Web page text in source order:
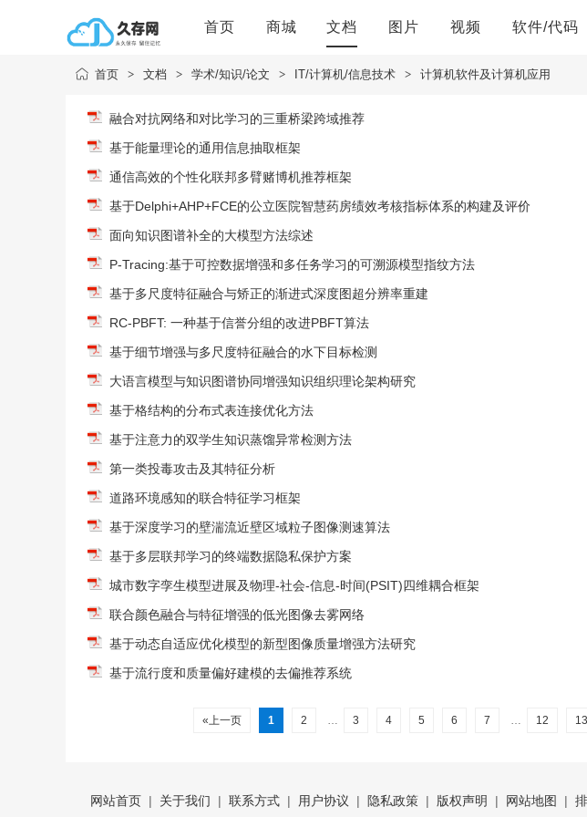
首页 商城 文档 图片 视频 软件/代码
首页 > 文档 > 学术/知识/论文 > IT/计算机/信息技术 > 计算机软件及计算机应用
融合对抗网络和对比学习的三重桥梁跨域推荐
基于能量理论的通用信息抽取框架
通信高效的个性化联邦多臂赌博机推荐框架
基于Delphi+AHP+FCE的公立医院智慧药房绩效考核指标体系的构建及评价
面向知识图谱补全的大模型方法综述
P-Tracing:基于可控数据增强和多任务学习的可溯源模型指纹方法
基于多尺度特征融合与矫正的渐进式深度图超分辨率重建
RC-PBFT: 一种基于信誉分组的改进PBFT算法
基于细节增强与多尺度特征融合的水下目标检测
大语言模型与知识图谱协同增强知识组织理论架构研究
基于格结构的分布式表连接优化方法
基于注意力的双学生知识蒸馏异常检测方法
第一类投毒攻击及其特征分析
道路环境感知的联合特征学习框架
基于深度学习的壁湍流近壁区域粒子图像测速算法
基于多层联邦学习的终端数据隐私保护方案
城市数字孪生模型进展及物理-社会-信息-时间(PSIT)四维耦合框架
联合颜色融合与特征增强的低光图像去雾网络
基于动态自适应优化模型的新型图像质量增强方法研究
基于流行度和质量偏好建模的去偏推荐系统
«上一页 1 2 … 3 4 5 6 7 … 12 13
网站首页 | 关于我们 | 联系方式 | 用户协议 | 隐私政策 | 版权声明 | 网站地图 |